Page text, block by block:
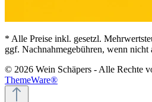
* Alle Preise inkl. gesetzl.
ggf. Nachnahmegebühren, wenn nicht
© 2026 Wein Schäpers - Alle Rechte
ThemeWare®